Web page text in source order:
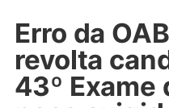
Erro da
revolta
43º Exame